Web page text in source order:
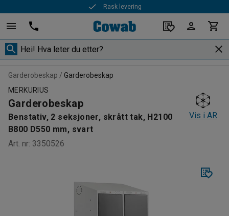
Rask levering
Garderobeskap
Garderobeskap
MERKURIUS
Garderobeskap
Benstativ, 2 seksjoner, skrått tak, H2100
B800 D550 mm, svart
Art. nr: 3350526
Vis i AR